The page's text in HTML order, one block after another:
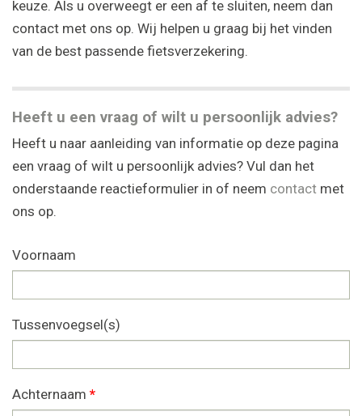
keuze. Als u overweegt er een af te sluiten, neem dan
contact met ons op. Wij helpen u graag bij het vinden
van de best passende fietsverzekering.
Heeft u een vraag of wilt u persoonlijk advies?
Heeft u naar aanleiding van informatie op deze pagina
een vraag of wilt u persoonlijk advies? Vul dan het
onderstaande reactieformulier in of neem contact met
ons op.
Voornaam
Tussenvoegsel(s)
Achternaam *